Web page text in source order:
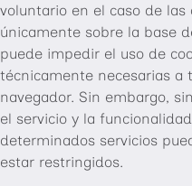
voluntario en el caso de las
únicamente sobre la base
puede impedir el uso de
técnicamente necesarias a
navegador. Sin embargo,
el servicio y la
determinados servicios
estar restringidos.